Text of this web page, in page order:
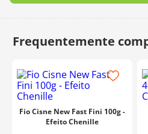
Fio Cisne New Fast Fini 100g -
Efeito Chenille